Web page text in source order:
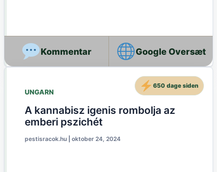
Google Oversæt
UNGARN
A kannabisz igenis rombolja az
emberi pszichét
pestisracok.hu oktober 24, 2024
650 dage siden